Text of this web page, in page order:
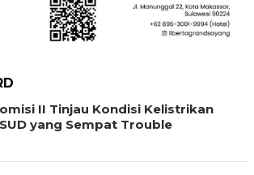
II Tinjau Kondisi Kelistrikan
yang Sempat Trouble